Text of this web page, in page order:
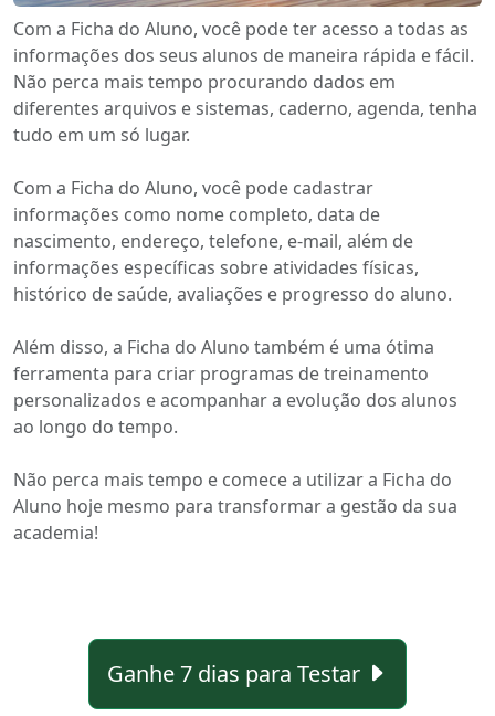
Com a Ficha do Aluno, você pode ter acesso a todas as
informações dos seus alunos de maneira rápida e fácil.
Não perca mais tempo procurando dados em
diferentes arquivos e sistemas, caderno, agenda, tenha
tudo em um só lugar.
Com a Ficha do Aluno, você pode cadastrar
informações como nome completo, data de
nascimento, endereço, telefone, e-mail, além de
informações específicas sobre atividades físicas,
histórico de saúde, avaliações e progresso do aluno.
Além disso, a Ficha do Aluno também é uma ótima
ferramenta para criar programas de treinamento
personalizados e acompanhar a evolução dos alunos
ao longo do tempo.
Não perca mais tempo e comece a utilizar a Ficha do
Aluno hoje mesmo para transformar a gestão da sua
academia!
Ganhe 7 dias para Testar